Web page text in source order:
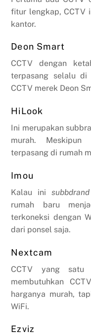
fitur lengkap, CCTV
kantor.
Deon Smart
CCTV dengan
terpasang selalu
CCTV merek Deon
HiLook
Ini merupakan
murah.
terpasang di rumah
Imou
Kalau inisubbdrand
rumah baru
terkoneksi dengan
dari ponsel saja.
Nextcam
CCTV yang
membutuhkan
harganya murah,
WiFi.
Ezviz